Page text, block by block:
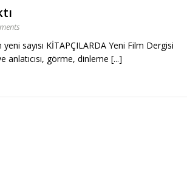
sayısı KİTAPÇILARDA Yeni Film Dergisi
anlatıcısı, görme, dinleme [...]